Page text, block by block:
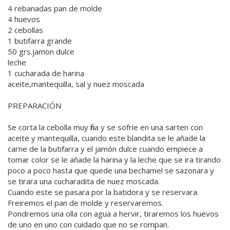
4 rebanadas pan de molde
4 huevos
2 cebollas
1 butifarra grande
50 grs.jamon dulce
leche
1 cucharada de harina
aceite,mantequilla, sal y nuez moscada
PREPARACIÓN
Se corta la cebolla muy fina y se sofrie en una sarten con
aceite y mantequilla, cuando este blandita se le añade la
carne de la butifarra y el jamón dulce cuando empiece a
tomar color se le añade la harina y la leche que se ira tirando
poco a poco hasta que quede una bechamel se sazonara y
se tirara una cucharadita de nuez moscada.
Cuando este se pasara por la batidora y se reservara.
Freiremos el pan de molde y reservaremos.
Pondremos una olla con agua a hervir, tiraremos los huevos
de uno en uno con cuidado que no se rompan.